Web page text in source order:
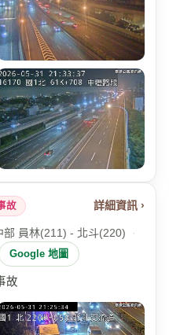
故 詳細資訊 ›
部 員林(211) - 北斗(220)
·
Google 地圖
故